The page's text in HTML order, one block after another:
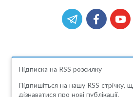
Підписка на RSS розсилку
Підпишіться на нашу RSS
дізнаватися про нові публікації.